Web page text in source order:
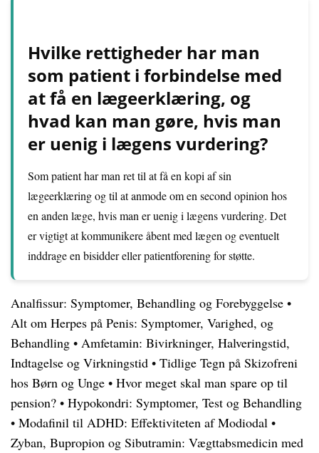
Hvilke rettigheder har man
som patient i forbindelse med
at få en lægeerklæring, og
hvad kan man gøre, hvis man
er uenig i lægens vurdering?
Som patient har man ret til at få en kopi af sin
lægeerklæring og til at anmode om en second opinion hos
en anden læge, hvis man er uenig i lægens vurdering. Det
er vigtigt at kommunikere åbent med lægen og eventuelt
inddrage en bisidder eller patientforening for støtte.
Analfissur: Symptomer, Behandling og Forebyggelse •
Alt om Herpes på Penis: Symptomer, Varighed, og
Behandling • Amfetamin: Bivirkninger, Halveringstid,
Indtagelse og Virkningstid • Tidlige Tegn på Skizofreni
hos Børn og Unge • Hvor meget skal man spare op til
pension? • Hypokondri: Symptomer, Test og Behandling
• Modafinil til ADHD: Effektiviteten af Modiodal •
Zyban, Bupropion og Sibutramin: Vægttabsmedicin med